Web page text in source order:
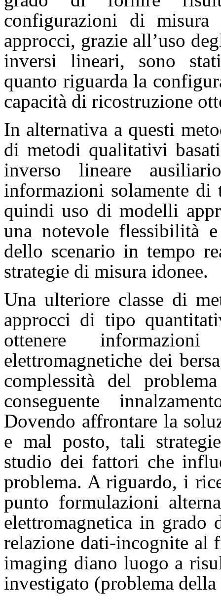
configurazioni di misura
approcci, grazie all’uso
inversi lineari, sono
quanto riguarda la
capacità di ricostruzione
In alternativa a questi
di metodi qualitativi
inverso lineare
informazioni solamente
quindi uso di modelli
una notevole flessibilità
dello scenario in tempo
strategie di misura idonee.
Una ulteriore classe di
approcci di tipo
ottenere
elettromagnetiche dei
complessità del
conseguente
Dovendo affrontare la
e mal posto, tali
studio dei fattori che
problema. A riguardo, i
punto formulazioni
elettromagnetica in grado
relazione dati-incognite al
imaging diano luogo a
investigato (problema